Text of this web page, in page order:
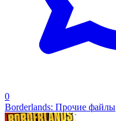
0
Borderlands: Прочие файлы